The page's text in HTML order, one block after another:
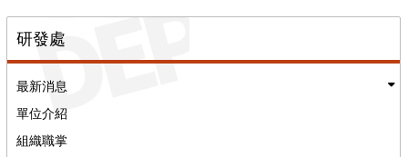
研發處
最新消息
單位介紹
組織職掌